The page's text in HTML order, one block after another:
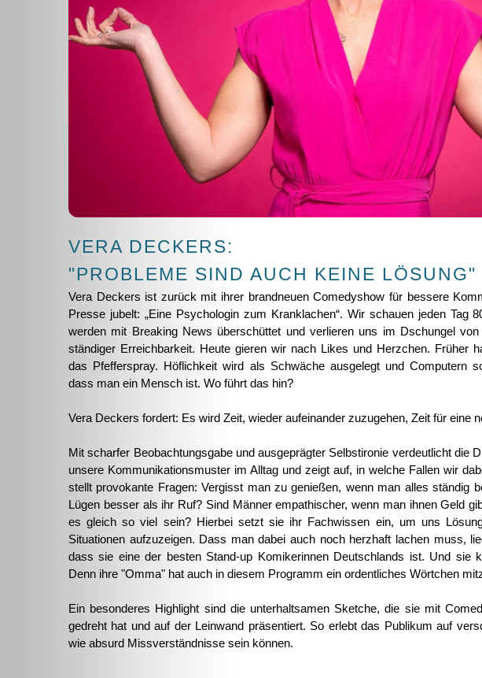
VERA DECKERS:
"PROBLEME SIND AUCH KEINE LÖSUNG"
Vera Deckers ist zurück mit ihrer brandneuen Comedyshow für bessere
Presse jubelt: „Eine Psychologin zum Kranklachen“. Wir schauen jeden Tag
werden mit Breaking News überschüttet und verlieren uns im Dschungel
ständiger Erreichbarkeit. Heute gieren wir nach Likes und Herzchen. Früher
das Pfefferspray. Höflichkeit wird als Schwäche ausgelegt und Computern
dass man ein Mensch ist. Wo führt das hin?
Vera Deckers fordert: Es wird Zeit, wieder aufeinander zuzugehen, Zeit für eine
Mit scharfer Beobachtungsgabe und ausgeprägter Selbstironie verdeutlicht die
unsere Kommunikationsmuster im Alltag und zeigt auf, in welche Fallen wir
stellt provokante Fragen: Vergisst man zu genießen, wenn man alles ständig
Lügen besser als ihr Ruf? Sind Männer empathischer, wenn man ihnen Geld
es gleich so viel sein? Hierbei setzt sie ihr Fachwissen ein, um uns
Situationen aufzuzeigen. Dass man dabei auch noch herzhaft lachen muss,
dass sie eine der besten Stand-up Komikerinnen Deutschlands ist. Und sie
Denn ihre "Omma" hat auch in diesem Programm ein ordentliches Wörtchen
Ein besonderes Highlight sind die unterhaltsamen Sketche, die sie mit
gedreht hat und auf der Leinwand präsentiert. So erlebt das Publikum auf
wie absurd Missverständnisse sein können.